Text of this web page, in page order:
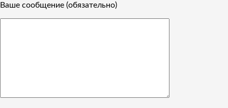
Ваше сообщение (обязательно)